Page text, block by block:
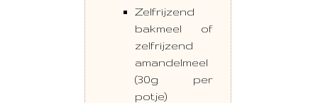
Zelfrijzend
bakmeel of
zelfrijzend
amandelmeel
(30g per
potje)